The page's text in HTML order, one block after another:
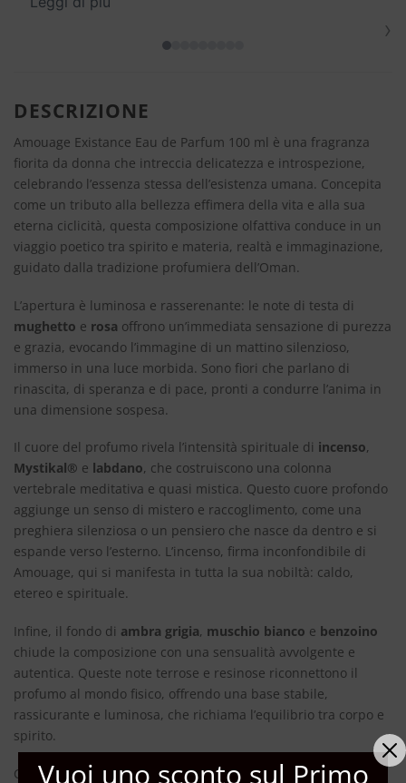
›
DESCRIZIONE
Amouage Existance Eau de Parfum 100 ml è una fragranza
fiorita da donna che intreccia delicatezza e introspezione,
celebrando l’essenza stessa dell’esistenza umana. Concepita
come un tributo alla bellezza effimera della vita e alla sua
eterna ciclicità, questa composizione olfattiva conduce in un
viaggio poetico tra spirito e materia, realtà e immaginazione,
guidato dalla tradizione profumiera dell’Oman.
L’apertura è luminosa e rasserenante: le note di testa di
mughetto e rosa offrono un’immediata sensazione di purezza
e grazia, evocando l’immagine di un mattino silenzioso,
immerso in una luce morbida. Sono fiori che parlano di
rinascita, di speranza e di pace, pronti a condurre l’anima in
una dimensione sospesa.
Il cuore del profumo rivela l’intensità spirituale di incenso,
Mystikal® e labdano, che costruiscono una colonna
vertebrale meditativa e quasi mistica. Questo cuore profondo
aggiunge un senso di mistero e raccoglimento, come una
preghiera silenziosa o un pensiero che nasce da dentro e si
espande verso l’esterno. L’incenso, firma inconfondibile di
Amouage, qui si manifesta in tutta la sua nobiltà: caldo,
etereo e spirituale.
Infine, il fondo di ambra grigia, muschio bianco e benzoino
chiude la composizione con una sensualità avvolgente e
autentica. Queste note terrose e resinose riconnettono il
profumo al mondo fisico, offrendo una base stabile,
rassicurante e luminosa, che richiama l’equilibrio tra corpo e
spirito.
Con una concentrazione al 20% di oli profumati,Existance
Vuoi uno sconto sul Primo